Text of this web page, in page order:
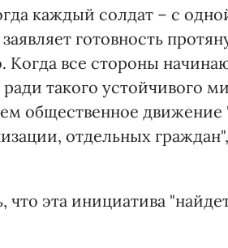
каждый солдат – с
готовность
все стороны
такого устойчивого
общественное
отдельных
эта инициатива